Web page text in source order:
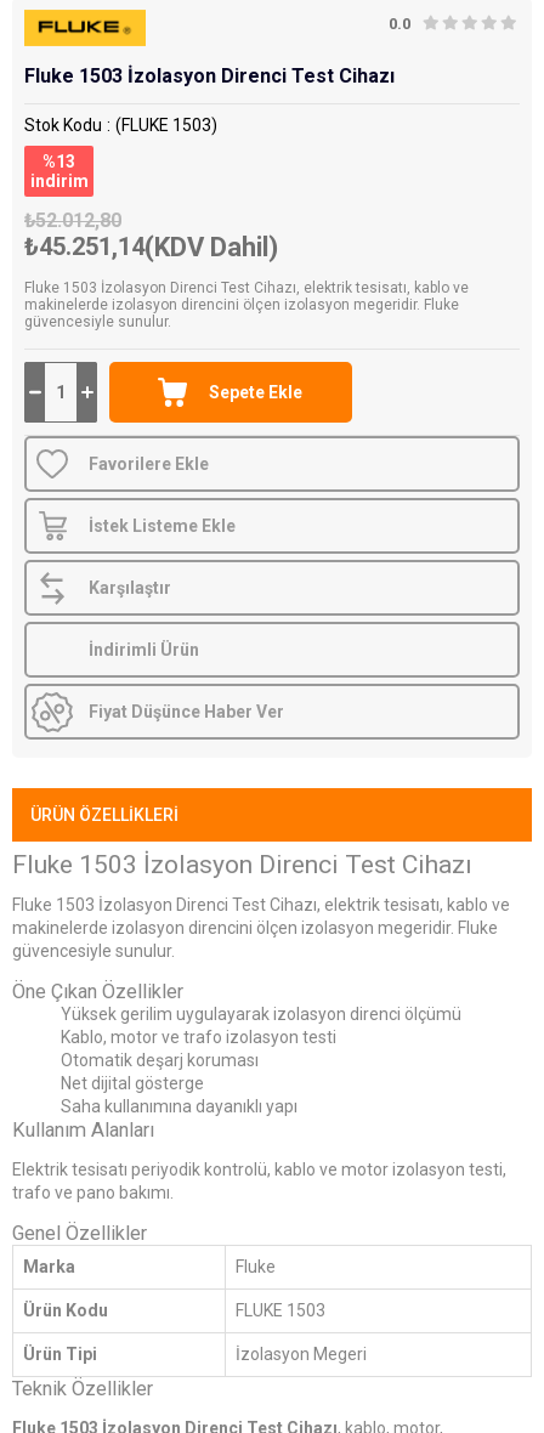
0.0
Fluke 1503 İzolasyon Direnci Test Cihazı
Stok Kodu
(FLUKE 1503)
%13
i̇ndirim
₺52.012,80
₺45.251,14(KDV Dahil)
Fluke 1503 İzolasyon Direnci Test Cihazı, elektrik tesisatı, kablo ve
makinelerde izolasyon direncini ölçen izolasyon megeridir. Fluke
güvencesiyle sunulur.
Favorilere Ekle
İstek Listeme Ekle
Karşılaştır
İndirimli Ürün
Fiyat Düşünce Haber Ver
ÜRÜN ÖZELLIKLERI
Fluke 1503 İzolasyon Direnci Test Cihazı
Fluke 1503 İzolasyon Direnci Test Cihazı, elektrik tesisatı, kablo ve
makinelerde izolasyon direncini ölçen izolasyon megeridir. Fluke
güvencesiyle sunulur.
Öne Çıkan Özellikler
Yüksek gerilim uygulayarak izolasyon direnci ölçümü
Kablo, motor ve trafo izolasyon testi
Otomatik deşarj koruması
Net dijital gösterge
Saha kullanımına dayanıklı yapı
Kullanım Alanları
Elektrik tesisatı periyodik kontrolü, kablo ve motor izolasyon testi,
trafo ve pano bakımı.
Genel Özellikler
Marka Fluke
Ürün Kodu FLUKE 1503
Ürün Tipi İzolasyon Megeri
Teknik Özellikler
Fluke 1503 İzolasyon Direnci Test Cihazı, kablo, motor,